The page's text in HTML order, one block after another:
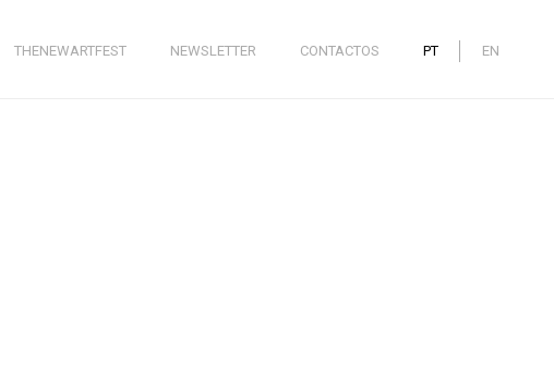
THENEWARTFEST NEWSLETTER CONTACTOS PT EN